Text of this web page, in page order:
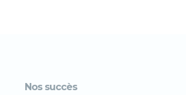
Nos succès